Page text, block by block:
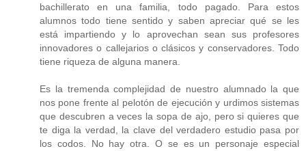
bachillerato en una familia, todo pagado. Para estos
alumnos todo tiene sentido y saben apreciar qué se les
está impartiendo y lo aprovechan sean sus profesores
innovadores o callejarios o clásicos y conservadores. Todo
tiene riqueza de alguna manera.
Es la tremenda complejidad de nuestro alumnado la que
nos pone frente al pelotón de ejecución y urdimos sistemas
que descubren a veces la sopa de ajo, pero si quieres que
te diga la verdad, la clave del verdadero estudio pasa por
los codos. No hay otra. O se es un personaje especial